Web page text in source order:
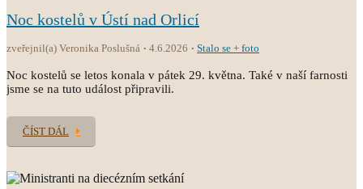
Noc kostelů v Ústí nad Orlicí
zveřejnil(a) Veronika Poslušná 4.6.2026 Stalo se + foto
Noc kostelů se letos konala v pátek 29. května. Také v naší farnosti
jsme se na tuto událost připravili.
ČÍST DÁL